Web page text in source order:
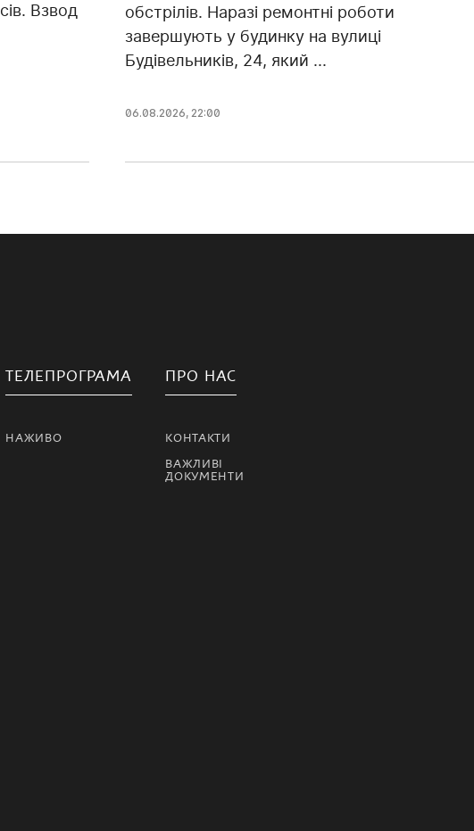
Взвод
обстрілів. Наразі ремонтні роботи
завершують у будинку на вулиці
Будівельників, 24, який ...
06.08.2026, 22:00
ТЕЛЕПРОГРАМА
НАЖИВО
ПРО НАС
КОНТАКТИ
ВАЖЛИВІ
ДОКУМЕНТИ